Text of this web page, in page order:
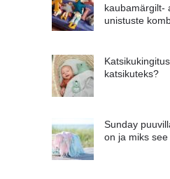
kaubamärgilt-
unistuste
katsikuteks?
Sunday
on ja miks